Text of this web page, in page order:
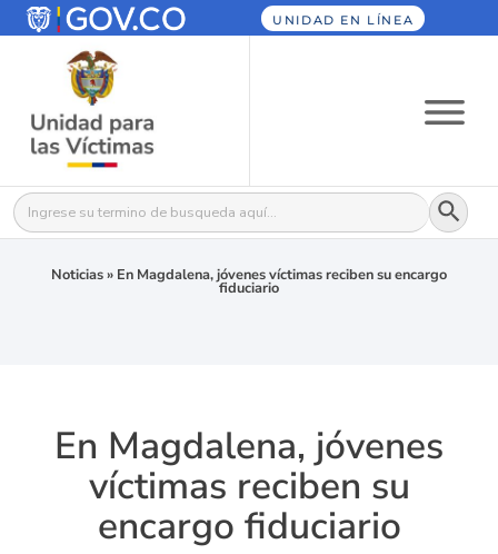
UNIDAD EN LÍNEA
Buscar: Botón
Noticias» En Magdalena, jóvenes víctimas reciben su encargo
fiduciario
En Magdalena, jóvenes
víctimas reciben su
encargo fiduciario